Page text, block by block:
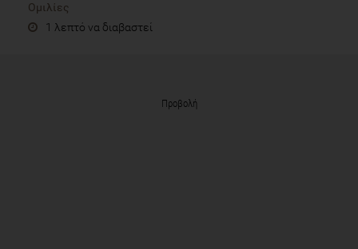
Ομιλίες
1 λεπτό να διαβαστεί
Προβολή